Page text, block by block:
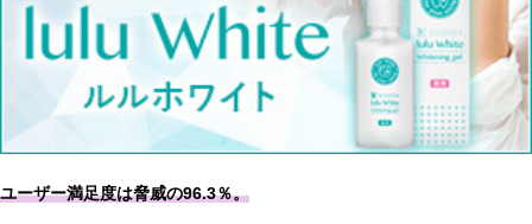
ユーザー満足度は脅威の96.3％。